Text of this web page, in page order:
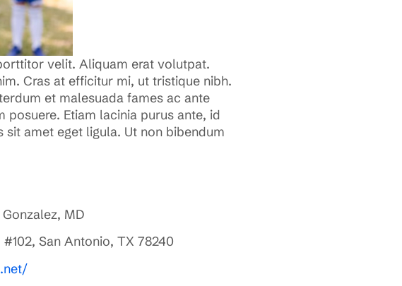
velit. Aliquam erat volutpat.
Cras at efficitur mi, ut tristique nibh.
et malesuada fames ac ante
Etiam lacinia purus ante, id
amet eget ligula. Ut non bibendum
MD
#102, San Antonio, TX 78240